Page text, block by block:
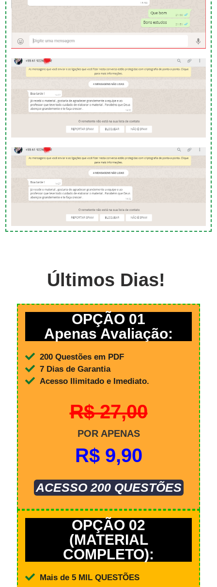
Últimos Dias!
OPÇÃO 01
Apenas Avaliação:
200 Questões em PDF
7 Dias de Garantia
Acesso Ilimitado e Imediato.
R$ 27,00
POR APENAS
R$ 9,90
ACESSO 200 QUESTÕES
OPÇÃO 02
(MATERIAL
COMPLETO):
Mais de 5 MIL QUESTÕES